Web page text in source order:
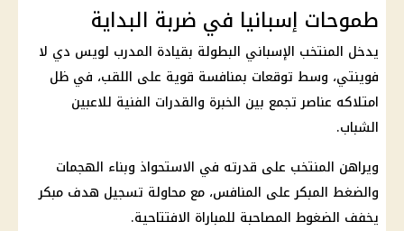
طموحات إسبانيا في ضربة البداية
يدخل المنتخب الإسباني البطولة بقيادة المدرب لويس دي لا
فوينتي، وسط توقعات بمنافسة قوية على اللقب، في ظل
امتلاكه عناصر تجمع بين الخبرة والقدرات الفنية للاعبين
الشباب.
ويراهن المنتخب على قدرته في الاستحواذ وبناء الهجمات
والضغط المبكر على المنافس، مع محاولة تسجيل هدف مبكر
يخفف الضغوط المصاحبة للمباراة الافتتاحية.